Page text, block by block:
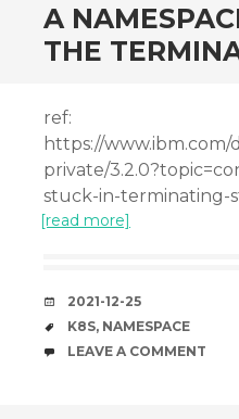
A
THE
ref:
https://www.ibm.com/
private/
stuck-in-terminating-
[read more]
DATE
2021-12-25
TAGS
K8S, NAMESPACE
COMMENTS
LEAVE A COMMENT